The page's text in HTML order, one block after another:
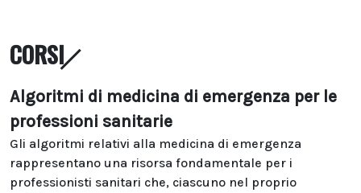
CORSI
Algoritmi di medicina di emergenza per le
professioni sanitarie
Gli algoritmi relativi alla medicina di emergenza
rappresentano una risorsa fondamentale per i
professionisti sanitari che, ciascuno nel proprio